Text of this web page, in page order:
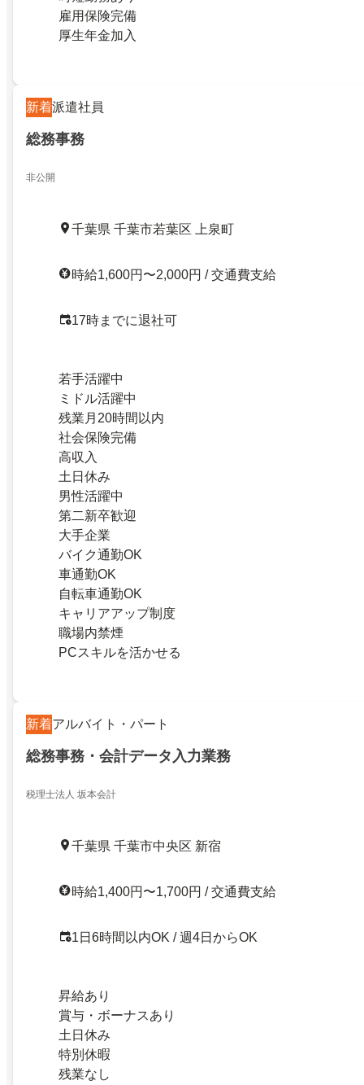
雇用保険完備
厚生年金加入
新着派遣社員
総務事務
非公開
千葉県 千葉市若葉区 上泉町
時給1,600円〜2,000円 / 交通費支給
17時までに退社可
若手活躍中
ミドル活躍中
残業月20時間以内
社会保険完備
高収入
土日休み
男性活躍中
第二新卒歓迎
大手企業
バイク通勤OK
車通勤OK
自転車通勤OK
キャリアアップ制度
職場内禁煙
PCスキルを活かせる
新着アルバイト・パート
総務事務・会計データ入力業務
税理士法人 坂本会計
千葉県 千葉市中央区 新宿
時給1,400円〜1,700円 / 交通費支給
1日6時間以内OK / 週4日からOK
昇給あり
賞与・ボーナスあり
土日休み
特別休暇
残業なし